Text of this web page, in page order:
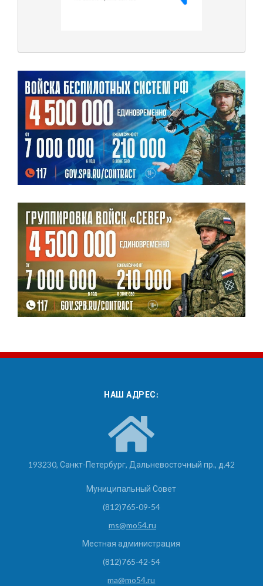
НАШ АДРЕС:
193230, Санкт-Петербург, Дальневосточный пр., д.42
Муниципальный Совет
(812)765-09-54
ms@mo54.ru
Местная администрация
(812)765-42-54
ma@mo54.ru